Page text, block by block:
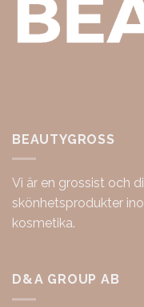
BEAUTYGROSS
Vi är en grossist och
skönhetsprodukter
kosmetika.
D&A GROUP AB